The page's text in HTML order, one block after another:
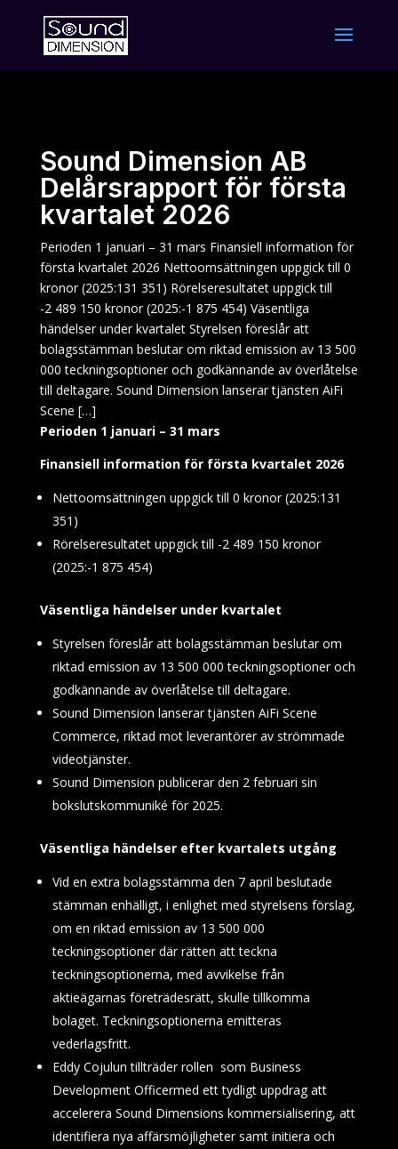
Sound Dimension AB
Delårsrapport för första
kvartalet 2026
Perioden 1 januari – 31 mars Finansiell information för
första kvartalet 2026 Nettoomsättningen uppgick till 0
kronor (2025:131 351) Rörelseresultatet uppgick till
-2 489 150 kronor (2025:-1 875 454) Väsentliga
händelser under kvartalet Styrelsen föreslår att
bolagsstämman beslutar om riktad emission av 13 500
000 teckningsoptioner och godkännande av överlåtelse
till deltagare. Sound Dimension lanserar tjänsten AiFi
Scene […]
Perioden 1 januari – 31 mars
Finansiell information för första kvartalet 2026
Nettoomsättningen uppgick till 0 kronor (2025:131
351)
Rörelseresultatet uppgick till -2 489 150 kronor
(2025:-1 875 454)
Väsentliga händelser under kvartalet
Styrelsen föreslår att bolagsstämman beslutar om
riktad emission av 13 500 000 teckningsoptioner och
godkännande av överlåtelse till deltagare.
Sound Dimension lanserar tjänsten AiFi Scene
Commerce, riktad mot leverantörer av strömmade
videotjänster.
Sound Dimension publicerar den 2 februari sin
bokslutskommuniké för 2025.
Väsentliga händelser efter kvartalets utgång
Vid en extra bolagsstämma den 7 april beslutade
stämman enhälligt, i enlighet med styrelsens förslag,
om en riktad emission av 13 500 000
teckningsoptioner där rätten att teckna
teckningsoptionerna, med avvikelse från
aktieägarnas företrädesrätt, skulle tillkomma
bolaget. Teckningsoptionerna emitteras
vederlagsfritt.
Eddy Cojulun tillträder rollen som Business
Development Officermed ett tydligt uppdrag att
accelerera Sound Dimensions kommersialisering, att
identifiera nya affärsmöjligheter samt initiera och